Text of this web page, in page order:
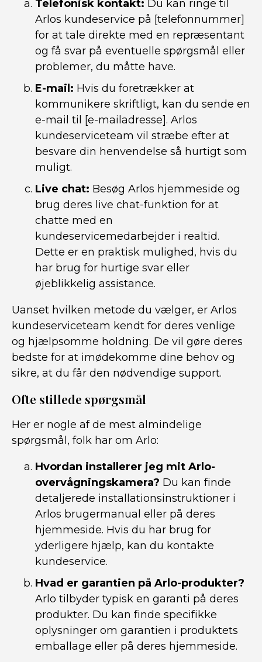
Telefonisk kontakt: Du kan ringe til
Arlos kundeservice på [telefonnummer]
for at tale direkte med en repræsentant
og få svar på eventuelle spørgsmål eller
problemer, du måtte have.
E-mail: Hvis du foretrækker at
kommunikere skriftligt, kan du sende en
e-mail til [e-mailadresse]. Arlos
kundeserviceteam vil stræbe efter at
besvare din henvendelse så hurtigt som
muligt.
Live chat: Besøg Arlos hjemmeside og
brug deres live chat-funktion for at
chatte med en
kundeservicemedarbejder i realtid.
Dette er en praktisk mulighed, hvis du
har brug for hurtige svar eller
øjeblikkelig assistance.
Uanset hvilken metode du vælger, er Arlos
kundeserviceteam kendt for deres venlige
og hjælpsomme holdning. De vil gøre deres
bedste for at imødekomme dine behov og
sikre, at du får den nødvendige support.
Ofte stillede spørgsmål
Her er nogle af de mest almindelige
spørgsmål, folk har om Arlo:
Hvordan installerer jeg mit Arlo-
overvågningskamera? Du kan finde
detaljerede installationsinstruktioner i
Arlos brugermanual eller på deres
hjemmeside. Hvis du har brug for
yderligere hjælp, kan du kontakte
kundeservice.
Hvad er garantien på Arlo-produkter?
Arlo tilbyder typisk en garanti på deres
produkter. Du kan finde specifikke
oplysninger om garantien i produktets
emballage eller på deres hjemmeside.